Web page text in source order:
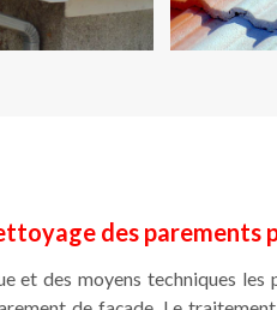
des parements
et des moyens techniques